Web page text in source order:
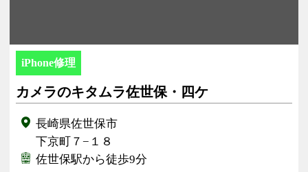
iPhone修理
カメラのキタムラ佐世保・四ケ
長崎県佐世保市
下京町７−１８
佐世保駅から徒歩9分